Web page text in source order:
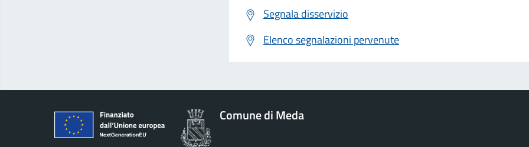
Segnala disservizio
Elenco segnalazioni pervenute
Comune di Meda